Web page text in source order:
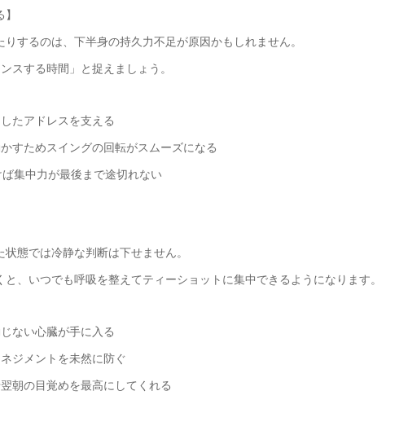
するのは、下半身の持久力不足が原因かもしれません。
スする時間」と捉えましょう。
たアドレスを支える
すためスイングの回転がスムーズになる
集中力が最後まで途切れない
態では冷静な判断は下せません。
、いつでも呼吸を整えてティーショットに集中できるようになります。
ない心臓が手に入る
ジメントを未然に防ぐ
朝の目覚めを最高にしてくれる